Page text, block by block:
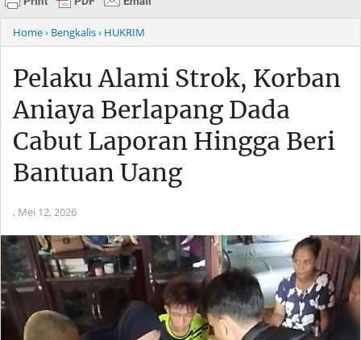
Home› Bengkalis› HUKRIM
Pelaku Alami Strok, Korban
Aniaya Berlapang Dada
Cabut Laporan Hingga Beri
Bantuan Uang
, Mei 12, 2026